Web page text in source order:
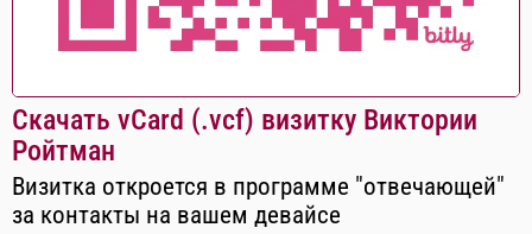
Скачать vCard (.vcf) визитку Виктории
Ройтман
Визитка откроется в программе "отвечающей"
за контакты на вашем девайсе